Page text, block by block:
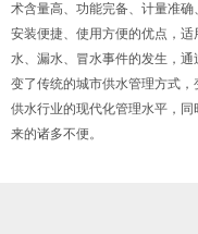
术含量高、功能完备、计量准
安装便捷、使用方便的优点，
水、漏水、冒水事件的发生，
变了传统的城市供水管理方式，
供水行业的现代化管理水平，
来的诸多不便。